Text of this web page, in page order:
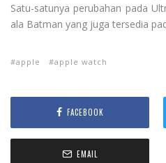
Satu-satunya perubahan pada
ala Batman yang juga tersedia
apple apple watch
FACEBOOK
EMAIL